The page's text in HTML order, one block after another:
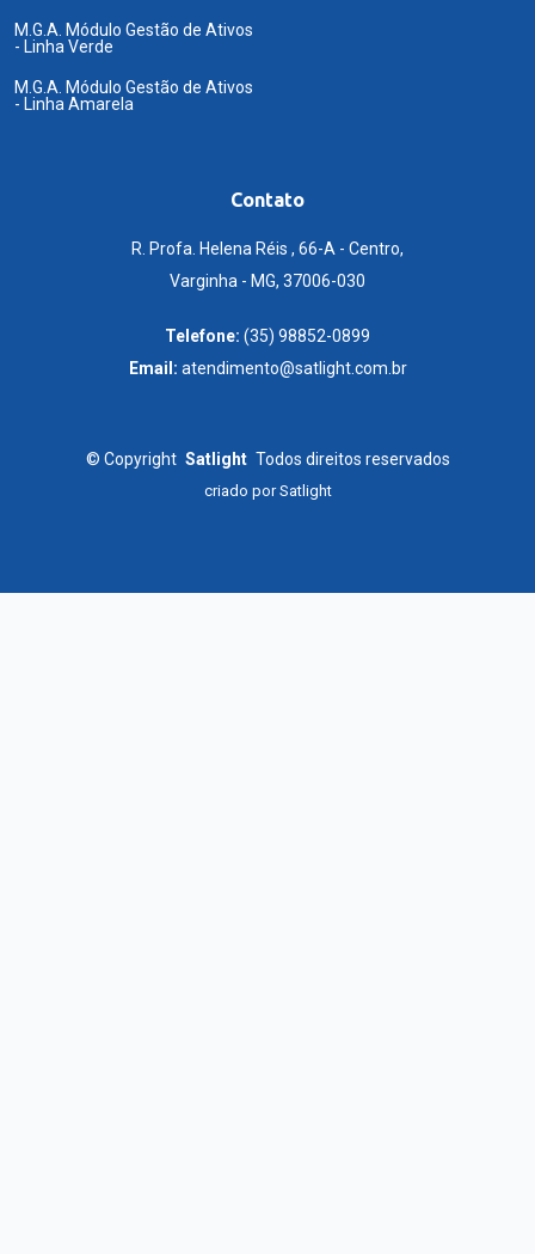
M.G.A. Módulo Gestão de Ativos
- Linha Verde
M.G.A. Módulo Gestão de Ativos
- Linha Amarela
Contato
R. Profa. Helena Réis , 66-A - Centro,
Varginha - MG, 37006-030
Telefone: (35) 98852-0899
Email: atendimento@satlight.com.br
© Copyright Satlight Todos direitos reservados
criado porSatlight